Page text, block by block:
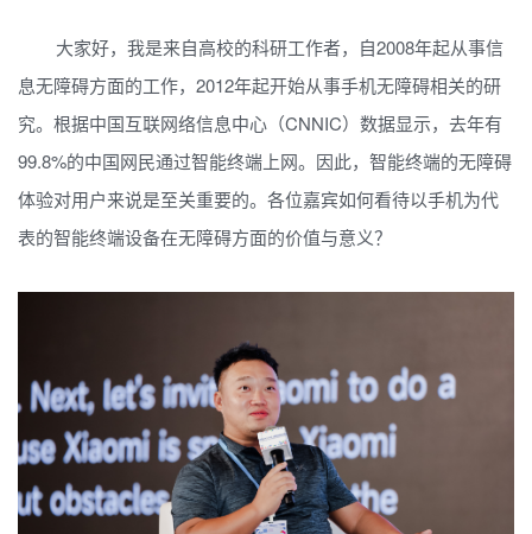
大家好，我是来自高校的科研工作者，自2008年起从事信
息无障碍方面的工作，2012年起开始从事手机无障碍相关的研
究。根据中国互联网络信息中心（CNNIC）数据显示，去年有
99.8%的中国网民通过智能终端上网。因此，智能终端的无障碍
体验对用户来说是至关重要的。各位嘉宾如何看待以手机为代
表的智能终端设备在无障碍方面的价值与意义？